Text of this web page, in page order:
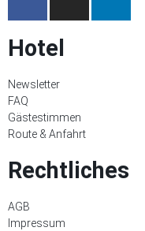
Hotel
Newsletter
FAQ
Gästestimmen
Route & Anfahrt
Rechtliches
AGB
Impressum